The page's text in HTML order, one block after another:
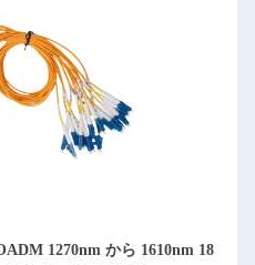
1270nm から 1610nm 18